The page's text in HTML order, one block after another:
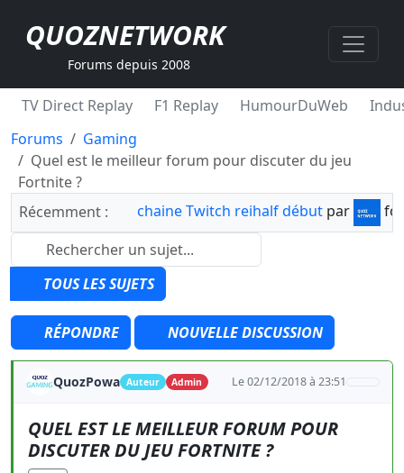
QUOZNETWORK
Forums depuis 2008
TV Direct Replay F1 Replay HumourDuWeb
Forums
Gaming
Quel est le meilleur forum pour discuter du jeu
Fortnite ?
Récemment :
chaine Twitch reihalf début par
TOUS LES SUJETS
RÉPONDRE NOUVELLE DISCUSSION
QuozPowa Auteur Admin Le 02/12/2018 à 23:51
QUEL EST LE MEILLEUR FORUM POUR
DISCUTER DU JEU FORTNITE ?